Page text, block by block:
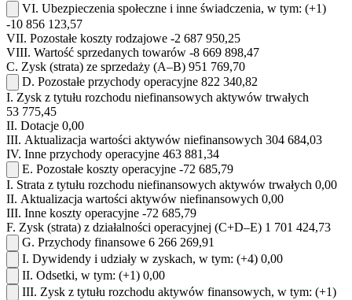
VI. Ubezpieczenia społeczne i inne świadczenia, w tym: (+1)
-10 856 123,57
VII. Pozostałe koszty rodzajowe -2 687 950,25
VIII. Wartość sprzedanych towarów -8 669 898,47
C. Zysk (strata) ze sprzedaży (A–B) 951 769,70
D. Pozostałe przychody operacyjne 822 340,82
I. Zysk z tytułu rozchodu niefinansowych aktywów trwałych
53 775,45
II. Dotacje 0,00
III. Aktualizacja wartości aktywów niefinansowych 304 684,03
IV. Inne przychody operacyjne 463 881,34
E. Pozostałe koszty operacyjne -72 685,79
I. Strata z tytułu rozchodu niefinansowych aktywów trwałych 0,00
II. Aktualizacja wartości aktywów niefinansowych 0,00
III. Inne koszty operacyjne -72 685,79
F. Zysk (strata) z działalności operacyjnej (C+D–E) 1 701 424,73
G. Przychody finansowe 6 266 269,91
I. Dywidendy i udziały w zyskach, w tym: (+4) 0,00
II. Odsetki, w tym: (+1) 0,00
III. Zysk z tytułu rozchodu aktywów finansowych, w tym: (+1)